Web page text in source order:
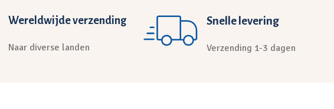
Wereldwijde verzending
Naar diverse landen
Snelle levering
Verzending 1-3 dagen